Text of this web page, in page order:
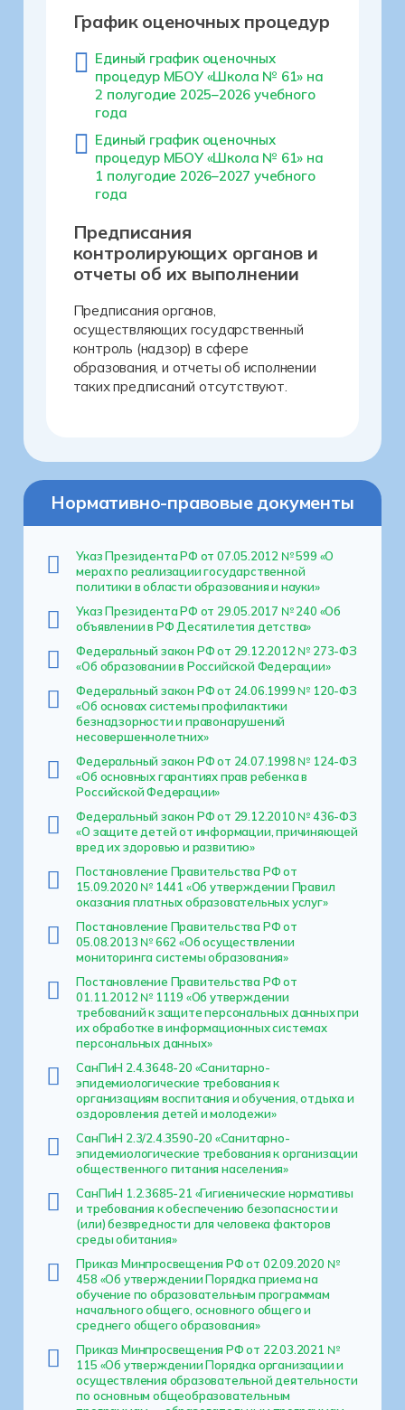
График оценочных процедур
Единый график оценочных
процедур МБОУ «Школа № 61» на
2 полугодие 2025–2026 учебного
года
Единый график оценочных
процедур МБОУ «Школа № 61» на
1 полугодие 2026–2027 учебного
года
Предписания
контролирующих органов и
отчеты об их выполнении
Предписания органов,
осуществляющих государственный
контроль (надзор) в сфере
образования, и отчеты об исполнении
таких предписаний отсутствуют.
Нормативно-правовые документы
Указ Президента РФ от 07.05.2012 № 599 «О
мерах по реализации государственной
политики в области образования и науки»
Указ Президента РФ от 29.05.2017 № 240 «Об
объявлении в РФ Десятилетия детства»
Федеральный закон РФ от 29.12.2012 № 273-ФЗ
«Об образовании в Российской Федерации»
Федеральный закон РФ от 24.06.1999 № 120-ФЗ
«Об основах системы профилактики
безнадзорности и правонарушений
несовершеннолетних»
Федеральный закон РФ от 24.07.1998 № 124-ФЗ
«Об основных гарантиях прав ребенка в
Российской Федерации»
Федеральный закон РФ от 29.12.2010 № 436-ФЗ
«О защите детей от информации, причиняющей
вред их здоровью и развитию»
Постановление Правительства РФ от
15.09.2020 № 1441 «Об утверждении Правил
оказания платных образовательных услуг»
Постановление Правительства РФ от
05.08.2013 № 662 «Об осуществлении
мониторинга системы образования»
Постановление Правительства РФ от
01.11.2012 № 1119 «Об утверждении
требований к защите персональных данных при
их обработке в информационных системах
персональных данных»
СанПиН 2.4.3648-20 «Санитарно-
эпидемиологические требования к
организациям воспитания и обучения, отдыха и
оздоровления детей и молодежи»
СанПиН 2.3/2.4.3590-20 «Санитарно-
эпидемиологические требования к организации
общественного питания населения»
СанПиН 1.2.3685-21 «Гигиенические нормативы
и требования к обеспечению безопасности и
(или) безвредности для человека факторов
среды обитания»
Приказ Минпросвещения РФ от 02.09.2020 №
458 «Об утверждении Порядка приема на
обучение по образовательным программам
начального общего, основного общего и
среднего общего образования»
Приказ Минпросвещения РФ от 22.03.2021 №
115 «Об утверждении Порядка организации и
осуществления образовательной деятельности
по основным общеобразовательным